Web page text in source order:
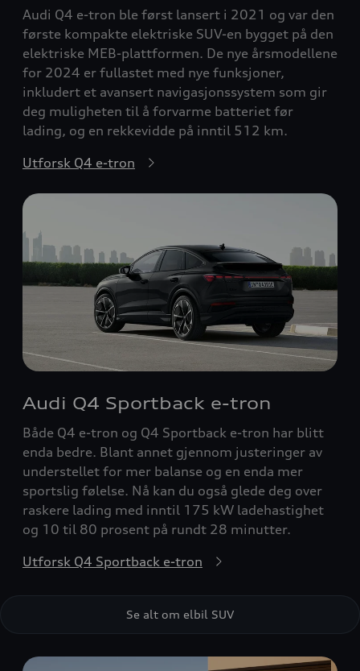
Audi Q4 e-tron ble først lansert i 2021 og var den
første kompakte elektriske SUV-en bygget på den
elektriske MEB-plattformen. De nye årsmodellene
for 2024 er fullastet med nye funksjoner,
inkludert et avansert navigasjonssystem som gir
deg muligheten til å forvarme batteriet før
lading, og en rekkevidde på inntil 512 km.
Utforsk Q4 e-tron
Audi Q4 Sportback e-tron
Både Q4 e-tron og Q4 Sportback e-tron har blitt
enda bedre. Blant annet gjennom justeringer av
understellet for mer balanse og en enda mer
sportslig følelse. ​Nå kan du også glede deg over
raskere lading med inntil 175 kW ladehastighet
og 10 til 80 prosent på rundt 28 minutter.
Utforsk Q4 Sportback e-tron
Se alt om elbil SUV